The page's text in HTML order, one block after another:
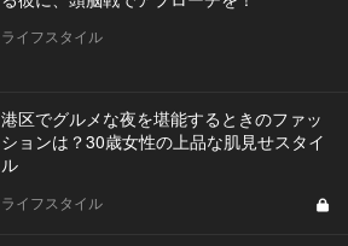
ライフスタイル
港区でグルメな夜を堪能するときのファッ
ションは？30歳女性の上品な肌見せスタイ
ル
ライフスタイル